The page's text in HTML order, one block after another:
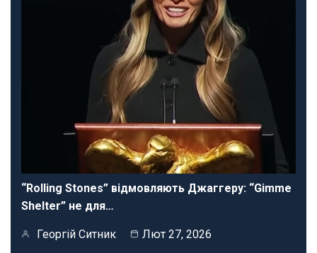
“Rolling Stones” відмовляють Джаггеру: “Gimme
Shelter” не для…
Георгій Ситник Лют 27, 2026